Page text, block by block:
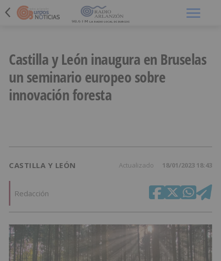
Castilla y León inaugura en Bruselas
un seminario europeo sobre
innovación foresta
CASTILLA Y LEÓN Actualizado 18/01/2023 18:43
Redacción